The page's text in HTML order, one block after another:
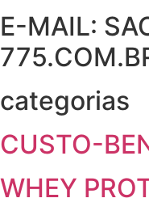
E-MAIL:
categorias
CUSTO-
WHEY